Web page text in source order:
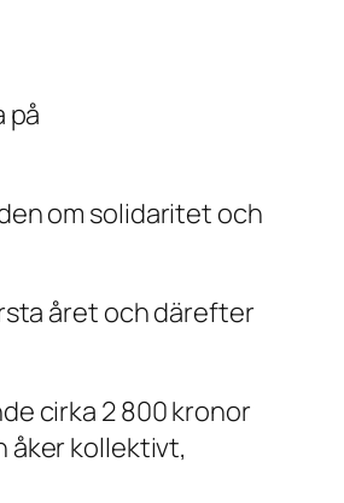
på
om solidaritet och
året och därefter
cirka 2 800 kronor
åker kollektivt,